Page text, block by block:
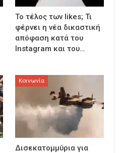
To τέλος των likes; Τι
φέρνει η νέα δικαστική
απόφαση κατά του
Instagram και του…
Κοινωνία
Δισεκατομμύρια για